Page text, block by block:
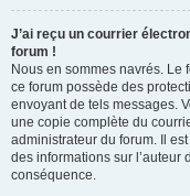
J’ai reçu un courrier
forum !
Nous en sommes navrés. Le
ce forum possède des
envoyant de tels messages.
une copie complète du
administrateur du forum. Il
des informations sur l’auteur
conséquence.